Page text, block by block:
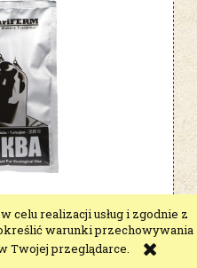
celu realizacji usług i zgodnie z
warunki przechowywania
Twojej przeglądarce.
Moskva do 21%